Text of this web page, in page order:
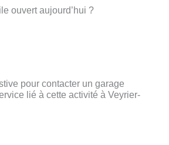
ouvert aujourd’hui ?
pour contacter un garage
lié à cette activité à Veyrier-